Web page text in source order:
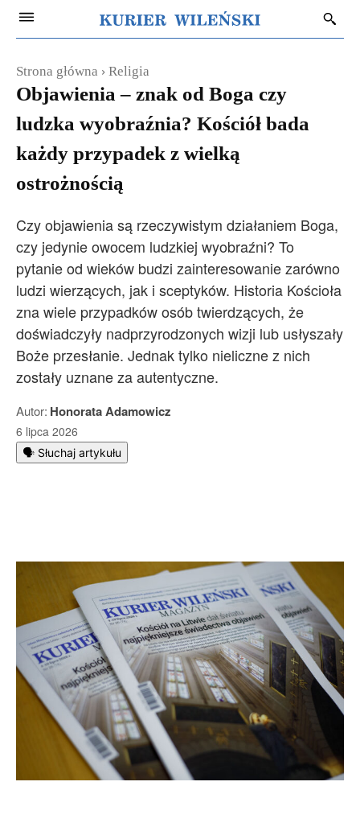
Strona główna Religia
Objawienia – znak od Boga czy
ludzka wyobraźnia? Kościół bada
każdy przypadek z wielką
ostrożnością
Czy objawienia są rzeczywistym działaniem Boga,
czy jedynie owocem ludzkiej wyobraźni? To
pytanie od wieków budzi zainteresowanie zarówno
ludzi wierzących, jak i sceptyków. Historia Kościoła
zna wiele przypadków osób twierdzących, że
doświadczyły nadprzyrodzonych wizji lub usłyszały
Boże przesłanie. Jednak tylko nieliczne z nich
zostały uznane za autentyczne.
Autor: Honorata Adamowicz
6 lipca 2026
🗣️ Słuchaj artykułu